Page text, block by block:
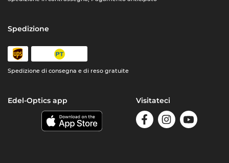
Spedizione
Spedizione di consegna e di reso gratuite
Edel-Optics app Visitateci